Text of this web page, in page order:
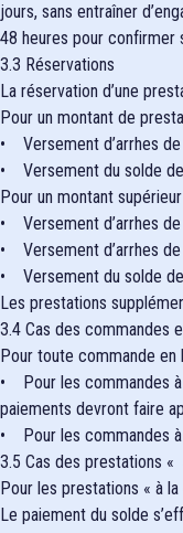
jours, sans entraîner
48 heures pour confirmer
3.3 Réservations
La réservation d’une
Pour un montant de
• Versement d’arrhes
• Versement du solde
Pour un montant
• Versement d’arrhes
• Versement d’arrhes
• Versement du solde
Les prestations
3.4 Cas des commandes
Pour toute commande en
• Pour les commandes à
paiements devront faire
• Pour les commandes à
3.5 Cas des prestations «
Pour les prestations « à
Le paiement du solde